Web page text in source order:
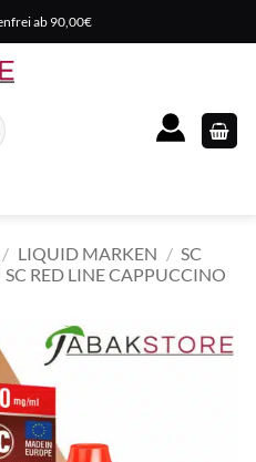
ab 90,00€
/ LIQUID MARKEN / SC
SC RED LINE CAPPUCCINO